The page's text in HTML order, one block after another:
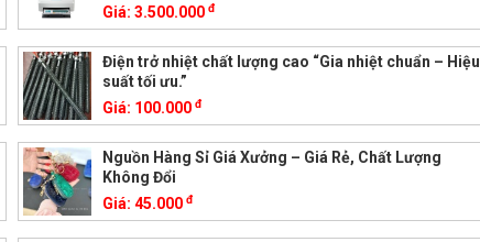
Giá:3.500.000đ
Điện trở nhiệt chất lượng cao “Gia nhiệt chuẩn – Hiệu
suất tối ưu.”
Giá: 100.000đ
Nguồn Hàng Sỉ Giá Xưởng – Giá Rẻ, Chất Lượng
Không Đổi
Giá:45.000đ